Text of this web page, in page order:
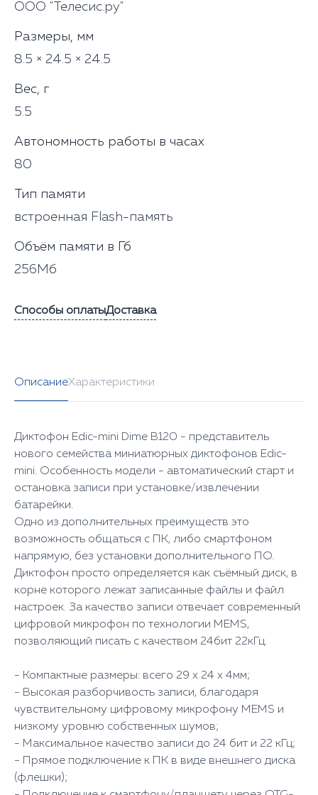
ООО "Телесис.ру"
Размеры, мм
8.5 × 24.5 × 24.5
Вес, г
5.5
Автономность работы в часах
80
Тип памяти
встроенная Flash-память
Объём памяти в Гб
256Мб
Способы оплатыДоставка
ОписаниеХарактеристики
Диктофон Edic-mini Dime B120 - представитель
нового семейства миниатюрных диктофонов Edic-
mini. Особенность модели - автоматический старт и
остановка записи при установке/извлечении
батарейки.
Одно из дополнительных преимуществ это
возможность общаться с ПК, либо смартфоном
напрямую, без установки дополнительного ПО.
Диктофон просто определяется как съёмный диск, в
корне которого лежат записанные файлы и файл
настроек. За качество записи отвечает современный
цифровой микрофон по технологии MEMS,
позволяющий писать с качеством 24бит 22кГц.
- Компактные размеры: всего 29 x 24 x 4мм;
- Высокая разборчивость записи, благодаря
чувствительному цифровому микрофону MEMS и
низкому уровню собственных шумов;
- Максимальное качество записи до 24 бит и 22 кГц;
- Прямое подключение к ПК в виде внешнего диска
(флешки);